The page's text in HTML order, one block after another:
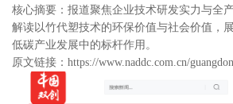
核心摘要：报道聚焦企业技术研发实力与全
解读以竹代塑技术的环保价值与社会价值，
低碳产业发展中的标杆作用。
原文链接： https://www.naddc.com.cn/